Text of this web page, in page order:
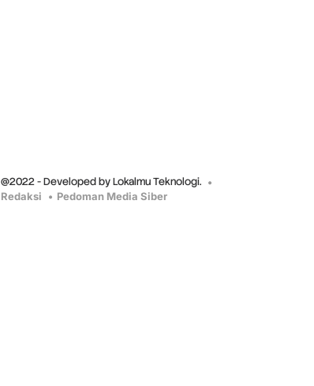
@2022 - Developed by Lokalmu Teknologi.
Redaksi Pedoman Media Siber